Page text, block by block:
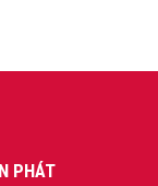
PHÁT